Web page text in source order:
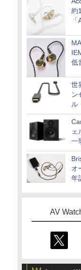
約
低
世
ン
ル
ェ
一
オ
年
AV